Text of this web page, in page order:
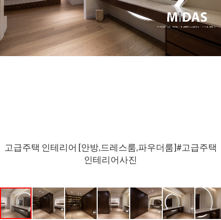
고급주택 인테리어 [안방,드레스룸,파우더룸]#고급주택
인테리어사진